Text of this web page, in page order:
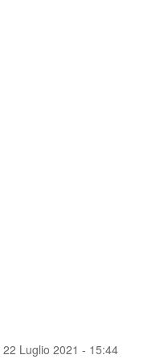
22 Luglio 2021 - 15:44